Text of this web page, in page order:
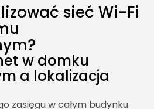
sieć Wi-Fi
w domku
a lokalizacja
zasięgu w całym budynku